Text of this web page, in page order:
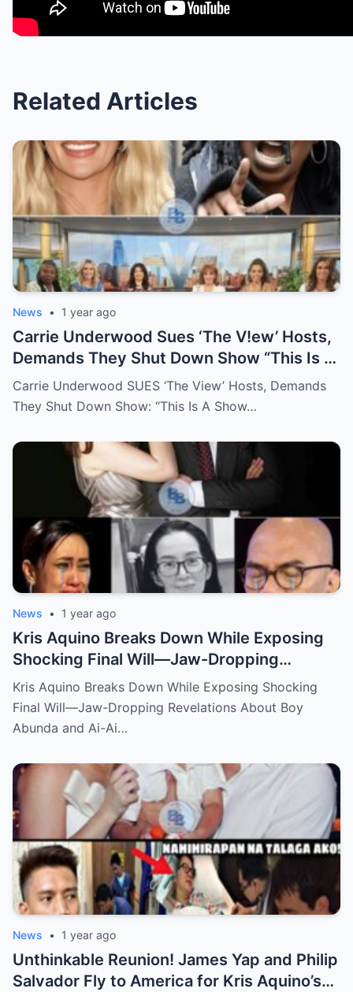
Related Articles
News • 1 year ago
Carrie Underwood Sues ‘The V!ew’ Hosts,
Demands They Shut Down Show “This Is A
Show That Lies To Its Viewers”
Carrie Underwood SUES ‘The View’ Hosts, Demands
They Shut Down Show: “This Is A Show…
News • 1 year ago
Kris Aquino Breaks Down While Exposing
Shocking Final Will—Jaw-Dropping
Revelations About Boy Abunda and Ai-Ai
Delas Alas Leave Fans Speechless!
Kris Aquino Breaks Down While Exposing Shocking
Final Will—Jaw-Dropping Revelations About Boy
Abunda and Ai-Ai…
News • 1 year ago
Unthinkable Reunion! James Yap and Philip
Salvador Fly to America for Kris Aquino’s